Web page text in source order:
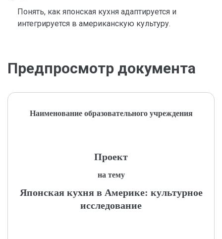
Понять, как японская кухня адаптируется и
интегрируется в американскую культуру.
Предпросмотр документа
Наименование образовательного учреждения
Проект
на тему
Японская кухня в Америке: культурное
исследование